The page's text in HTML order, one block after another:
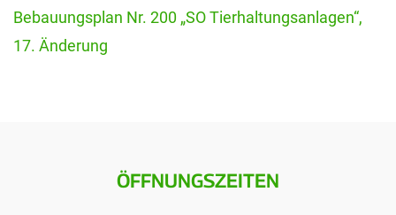
Bebauungsplan Nr. 200 „SO Tierhaltungsanlagen“,
17. Änderung
ÖFFNUNGSZEITEN